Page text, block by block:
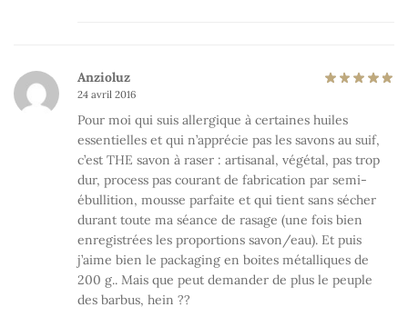
Anzioluz
24 avril 2016
Pour moi qui suis allergique à certaines huiles
essentielles et qui n’apprécie pas les savons au suif,
c’est THE savon à raser : artisanal, végétal, pas trop
dur, process pas courant de fabrication par semi-
ébullition, mousse parfaite et qui tient sans sécher
durant toute ma séance de rasage (une fois bien
enregistrées les proportions savon/eau). Et puis
j’aime bien le packaging en boites métalliques de
200 g.. Mais que peut demander de plus le peuple
des barbus, hein ??